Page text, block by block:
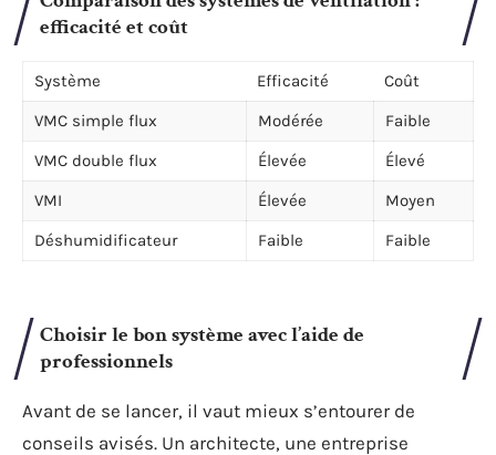
efficacité et coût
Système Efficacité
Coût
VMC simple flux
Modérée
Faible
VMC double flux
Élevée
Élevé
VMI
Élevée
Moyen
Déshumidificateur
Faible Faible
Choisir le bon système avec l’aide de
professionnels
Avant de se lancer, il vaut mieux s’entourer de
conseils avisés. Un architecte, une entreprise